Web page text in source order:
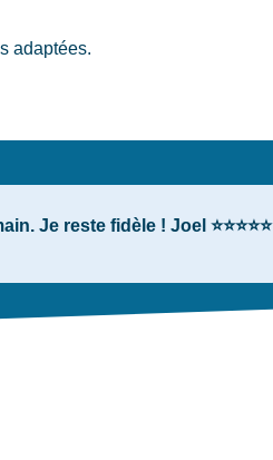
adaptées.
Je reste fidèle ! Joel ⭐⭐⭐⭐⭐